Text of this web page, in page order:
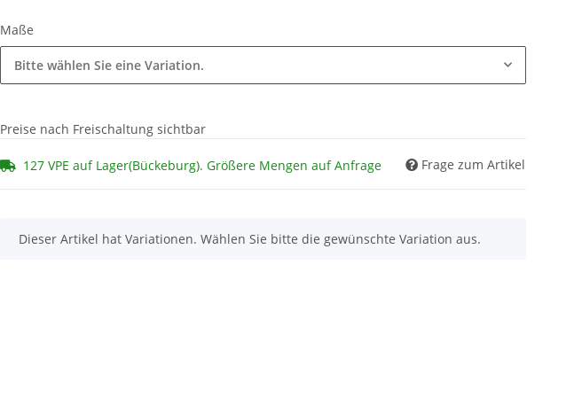
Maße
Bitte wählen Sie eine Variation.
Preise nach Freischaltung sichtbar
127 VPE auf Lager(Bückeburg). Größere Mengen auf Anfrage Frage zum Artikel
x
Dieser Artikel hat Variationen. Wählen Sie bitte die gewünschte Variation aus.